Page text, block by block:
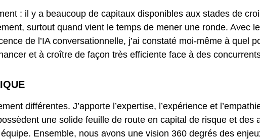
: il y a beaucoup de capitaux disponibles aux stades de
surtout quand vient le temps de mener une ronde. Avec
de l’IA conversationnelle, j’ai constaté moi-même à quel
et à croître de façon très efficiente face à des
différentes. J’apporte l’expertise, l’expérience et
une solide feuille de route en capital de risque et des
Ensemble, nous avons une vision 360 degrés des